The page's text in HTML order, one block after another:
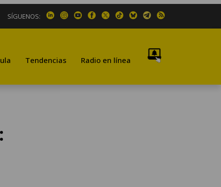
SÍGUENOS:
Tendencias Radio en línea